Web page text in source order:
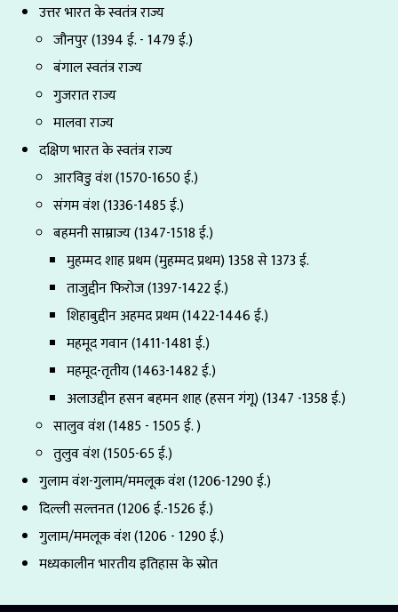
उत्तर भारत के स्वतंत्र राज्य
जौनपुर (1394 ई. - 1479 ई.)
बंगाल स्वतंत्र राज्य
गुजरात राज्य
मालवा राज्य
दक्षिण भारत के स्वतंत्र राज्य
आरविडु वंश (1570-1650 ई.)
संगम वंश (1336-1485 ई.)
बहमनी साम्राज्य (1347-1518 ई.)
मुहम्मद शाह प्रथम (मुहम्मद प्रथम) 1358 से 1373 ई.
ताजुद्दीन फिरोज (1397-1422 ई.)
शिहाबुद्दीन अहमद प्रथम (1422-1446 ई.)
महमूद गवान (1411-1481 ई.)
महमूद-तृतीय (1463-1482 ई.)
अलाउद्दीन हसन बहमन शाह (हसन गंगू) (1347 -1358 ई.)
सालुव वंश (1485 - 1505 ई. )
तुलुव वंश (1505-65 ई.)
गुलाम वंश-गुलाम/ममलूक वंश (1206-1290 ई.)
दिल्ली सल्तनत (1206 ई.-1526 ई.)
गुलाम/ममलूक वंश (1206 - 1290 ई.)
मध्यकालीन भारतीय इतिहास के स्रोत